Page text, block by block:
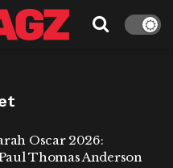
Oscar 2026:
Thomas Anderson